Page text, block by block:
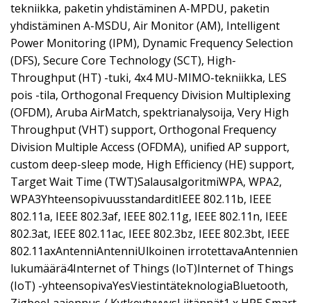
tekniikka, paketin yhdistäminen A-MPDU, paketin
yhdistäminen A-MSDU, Air Monitor (AM), Intelligent
Power Monitoring (IPM), Dynamic Frequency Selection
(DFS), Secure Core Technology (SCT), High-
Throughput (HT) -tuki, 4x4 MU-MIMO-tekniikka, LES
pois -tila, Orthogonal Frequency Division Multiplexing
(OFDM), Aruba AirMatch, spektrianalysoija, Very High
Throughput (VHT) support, Orthogonal Frequency
Division Multiple Access (OFDMA), unified AP support,
custom deep-sleep mode, High Efficiency (HE) support,
Target Wait Time (TWT)SalausalgoritmiWPA, WPA2,
WPA3YhteensopivuusstandarditIEEE 802.11b, IEEE
802.11a, IEEE 802.3af, IEEE 802.11g, IEEE 802.11n, IEEE
802.3at, IEEE 802.11ac, IEEE 802.3bz, IEEE 802.3bt, IEEE
802.11axAntenniAntenniUlkoinen irrotettavaAntennien
lukumäärä4Internet of Things (IoT)Internet of Things
(IoT) -yhteensopivaYesViestintäteknologiaBluetooth,